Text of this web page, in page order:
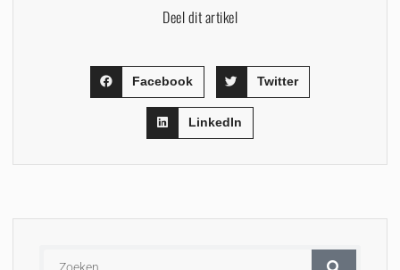
Deel dit artikel
Facebook Twitter
LinkedIn